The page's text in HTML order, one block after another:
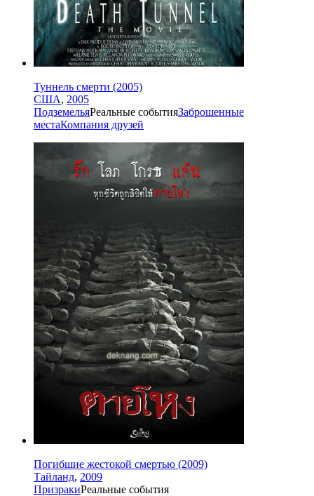
Туннель смерти (2005)
США, 2005
ПодземельяРеальные событияЗаброшенные
местаКомпания друзей
Погибшие жестокой смертью (2009)
Тайланд, 2009
ПризракиРеальные события